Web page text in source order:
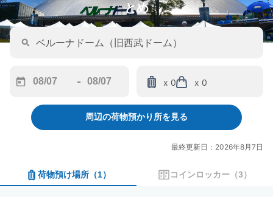
とめ
forward
interact
calendar
and
-
backward
to
interact
calendar
and
x 0 x 0
周辺の荷物預かり所を見る
最終更新日：2026年8月7日
荷物預け場所 （1） コインロッカー （3）